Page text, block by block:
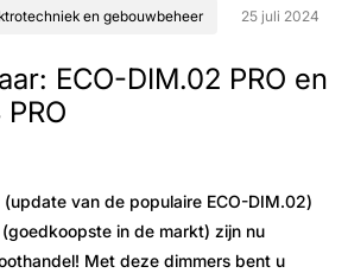
en gebouwbeheer 25 juli 2024
ECO-DIM.02 PRO en
(update van de populaire ECO-DIM.02)
in de markt) zijn nu
Met deze dimmers bent u